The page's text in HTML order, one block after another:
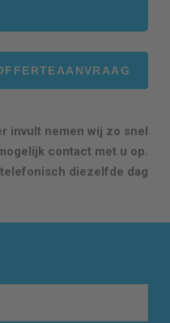
invult nemen wij zo snel
contact met u op.
diezelfde dag